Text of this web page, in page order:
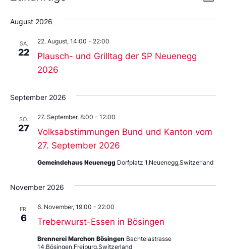
Sie
das
aus.
August 2026
SA.
22
Plausch- und Grilltag der SP Neuenegg
2026
22. August, 14:00 - 22:00
September 2026
SO.
27
Volksabstimmungen Bund und Kanton vom
27. September 2026
27. September, 8:00 - 12:00
Gemeindehaus Neuenegg Dorfplatz 1,Neuenegg,Switzerland
November 2026
FR.
6 Treberwurst-Essen in Bösingen
6. November, 19:00 - 22:00
Brennerei Marchon Bösingen Bachtelastrasse
14,Bösingen,Freiburg,Switzerland